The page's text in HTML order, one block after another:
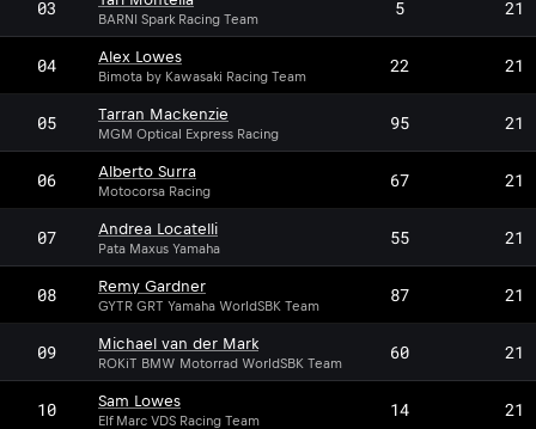
03 BARNI Spark Racing Team 5 21
04 Alex Lowes
Bimota by Kawasaki Racing Team 22 21
05 Tarran Mackenzie
MGM Optical Express Racing 95 21
06 Alberto Surra
Motocorsa Racing 67 21
07 Andrea Locatelli
Pata Maxus Yamaha 55 21
08 Remy Gardner
GYTR GRT Yamaha WorldSBK Team 87 21
09 Michael van der Mark
ROKiT BMW Motorrad WorldSBK Team 60 21
10 Sam Lowes
Elf Marc VDS Racing Team 14 21